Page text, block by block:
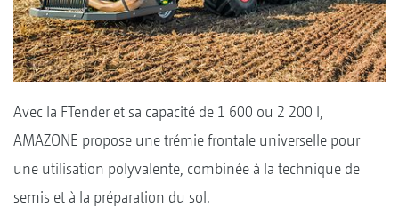
Avec la FTender et sa capacité de 1 600 ou 2 200 l,
AMAZONE propose une trémie frontale universelle pour
une utilisation polyvalente, combinée à la technique de
semis et à la préparation du sol.